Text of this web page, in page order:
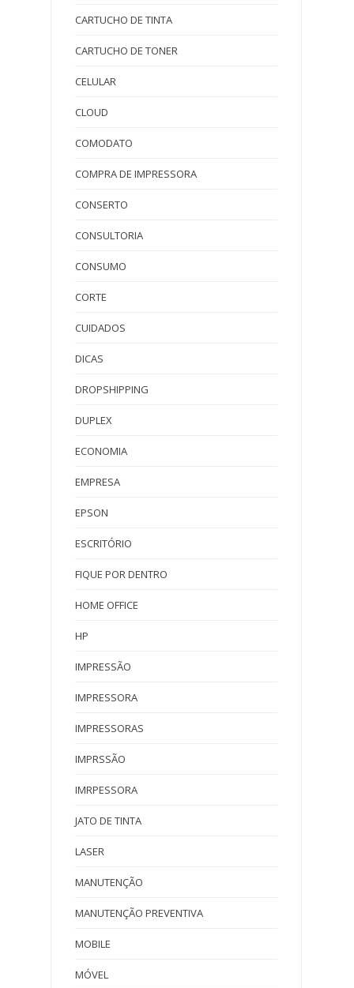
CARTUCHO DE TINTA
CARTUCHO DE TONER
CELULAR
CLOUD
COMODATO
COMPRA DE IMPRESSORA
CONSERTO
CONSULTORIA
CONSUMO
CORTE
CUIDADOS
DICAS
DROPSHIPPING
DUPLEX
ECONOMIA
EMPRESA
EPSON
ESCRITÓRIO
FIQUE POR DENTRO
HOME OFFICE
HP
IMPRESSÃO
IMPRESSORA
IMPRESSORAS
IMPRSSÃO
IMRPESSORA
JATO DE TINTA
LASER
MANUTENÇÃO
MANUTENÇÃO PREVENTIVA
MOBILE
MÓVEL